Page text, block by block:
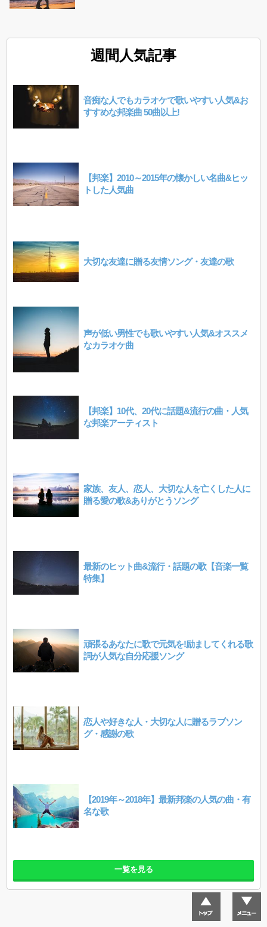
週間人気記事
音痴な人でもカラオケで歌いやすい人気&お
すすめな邦楽曲 50曲以上!
【邦楽】2010～2015年の懐かしい名曲&ヒッ
トした人気曲
大切な友達に贈る友情ソング・友達の歌
声が低い男性でも歌いやすい人気&オススメ
なカラオケ曲
【邦楽】10代、20代に話題&流行の曲・人気
な邦楽アーティスト
家族、友人、恋人、大切な人を亡くした人に
贈る愛の歌&ありがとうソング
最新のヒット曲&流行・話題の歌【音楽一覧
特集】
頑張るあなたに歌で元気を!励ましてくれる歌
詞が人気な自分応援ソング
恋人や好きな人・大切な人に贈るラブソン
グ・感謝の歌
【2019年～2018年】最新邦楽の人気の曲・有
名な歌
一覧を見る